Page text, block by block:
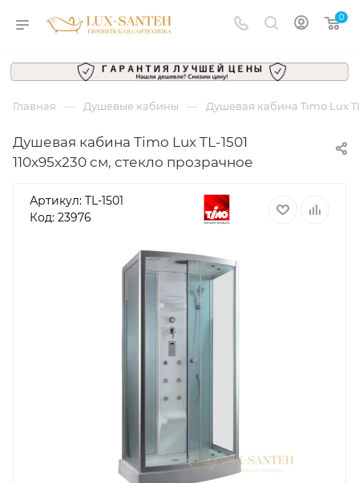
0
Главная — Душевые кабины — Душевая кабина Timo Lux
Душевая кабина Timo Lux TL-1501
110x95x230 см, стекло прозрачное
Артикул: TL-1501
Код: 23976